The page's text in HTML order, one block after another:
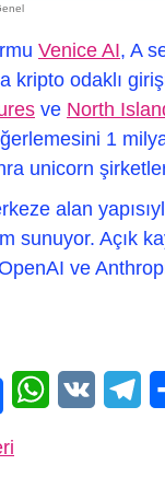
Venice AI, A
kripto odaklı
ve North
1
unicorn
alan
sunuyor. Açık
ve
WhatsApp
VK